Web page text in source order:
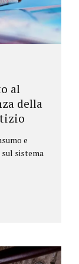
al
della
sistema